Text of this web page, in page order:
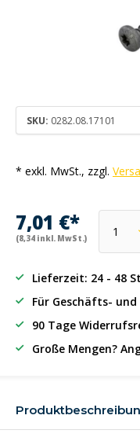
SKU: 0282.08.17101
* exkl. MwSt., zzgl.
7,01 €*
(8,34 inkl. MwSt.)
Lieferzeit: 24 - 48
Für Geschäfts-
90 Tage
Große Mengen?